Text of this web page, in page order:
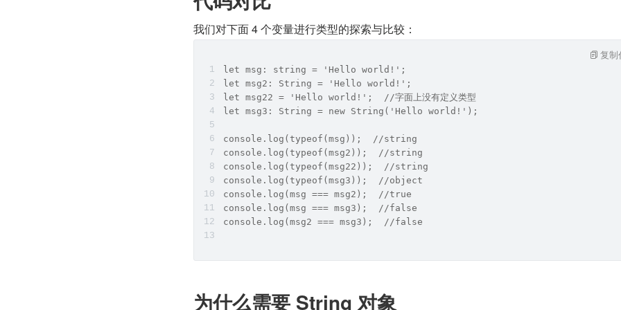
我们对下面 4 个变量进行类型的探索与比较：
let msg: string = 'Hello world!';
let msg2: String = 'Hello world!';
let msg22 = 'Hello world!';  //字面上没有定义类型
let msg3: String = new String('Hello world!');
console.log(typeof(msg));  //string
console.log(typeof(msg2));  //string
console.log(typeof(msg22));  //string
console.log(typeof(msg3));  //object
console.log(msg === msg2);  //true
console.log(msg === msg3);  //false
console.log(msg2 === msg3);  //false
复制
为什么需要 String 对象